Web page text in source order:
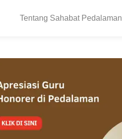
Tentang Sahabat Pedalaman